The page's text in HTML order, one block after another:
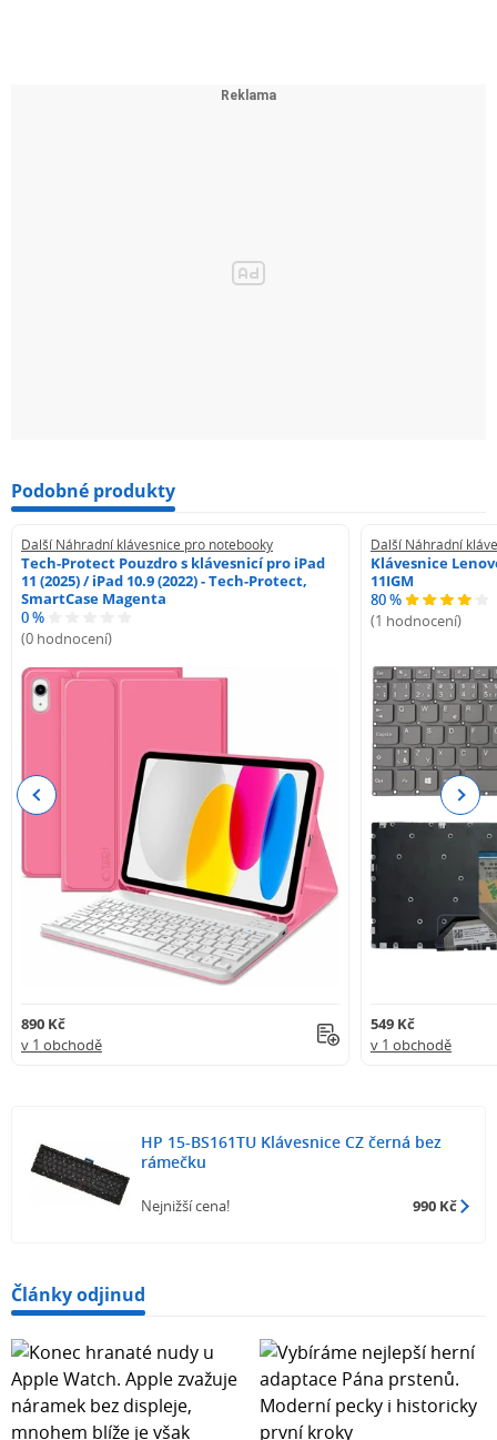
Podobné produkty
Další Náhradní klávesnice pro notebooky
Tech-Protect Pouzdro s klávesnicí pro iPad
11 (2025) / iPad 10.9 (2022) - Tech-Protect,
SmartCase Magenta
0 %
(0 hodnocení)
890 Kč
v 1 obchodě
Další Náhradní
Klávesnice
11IGM
80 %
(1 hodnocení)
549 Kč
v 1 obchodě
Previous Next
HP 15-BS161TU Klávesnice CZ černá bez
rámečku
Nejnižší cena! 990 Kč
Články odjinud